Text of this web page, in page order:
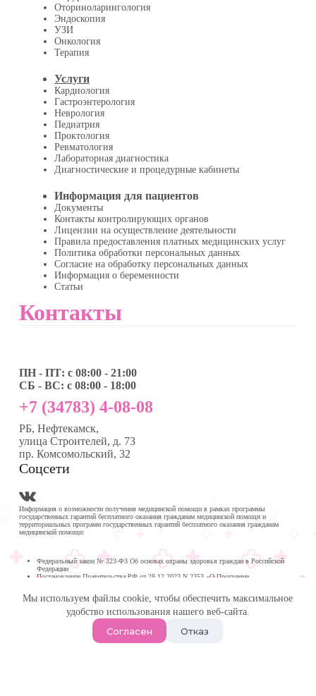
Мы используем файлы cookie, чтобы обеспечить максимальное
удобство использования нашего веб-сайта.
Согласен Отказ
Оториноларингология
Эндоскопия
УЗИ
Онкология
Терапия
Услуги
Кардиология
Гастроэнтерология
Неврология
Педиатрия
Проктология
Ревматология
Лабораторная диагностика
Диагностические и процедурные кабинеты
Информация для пациентов
Документы
Контакты контролирующих органов
Лицензии на осуществление деятельности
Правила предоставления платных медицинских услуг
Политика обработки персональных данных
Согласие на обработку персональных данных
Информация о беременности
Статьи
Контакты
ПН - ПТ: с 08:00 - 21:00
СБ - ВС: с 08:00 - 18:00
+7 (34783) 4-08-08
РБ, Нефтекамск,
улица Строителей, д. 73
пр. Комсомольский, 32
Соцсети
Информация о возможности получения медицинской помощи в рамках программы
государственных гарантий бесплатного оказания гражданам медицинской помощи и
территориальных программ государственных гарантий бесплатного оказания гражданам
медицинской помощи:
Федеральный закон № 323-ФЗ Об основах охраны здоровья граждан в Российской
Федерации
Постановление Правительства РФ от 28.12.2023 N 2353 «О Программе
Программа государственных гарантий бесплатного оказания гражданам медицинской
Республике Башкортостан на 2024 год и на плановый период 2025 и 2026 годов
Медика Плюс
| Многопрофильная клиника в